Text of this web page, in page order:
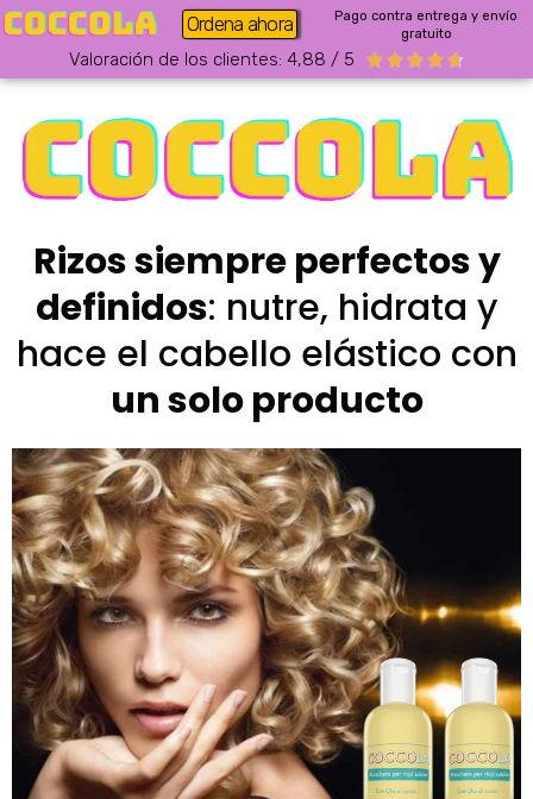
Ordena ahora
Pago contra entrega y envío
gratuito
Valoración de los clientes: 4,88 / 5     
Rizos siempre perfectos y
definidos: nutre, hidrata y
hace el cabello elástico con
un solo producto